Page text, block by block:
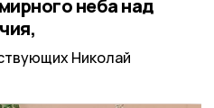
неба над
Николай